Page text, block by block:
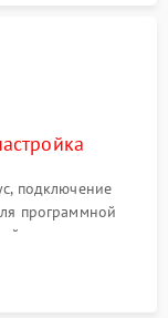
подключение
программной
порогов
старения АКБ.